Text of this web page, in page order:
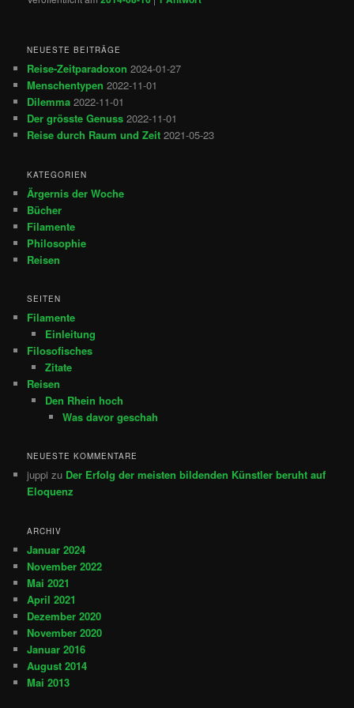
NEUESTE BEITRÄGE
Reise-Zeitparadoxon 2024-01-27
Menschentypen 2022-11-01
Dilemma 2022-11-01
Der grösste Genuss 2022-11-01
Reise durch Raum und Zeit 2021-05-23
KATEGORIEN
Ärgernis der Woche
Bücher
Filamente
Philosophie
Reisen
SEITEN
Filamente
Einleitung
Filosofisches
Zitate
Reisen
Den Rhein hoch
Was davor geschah
NEUESTE KOMMENTARE
juppi zu Der Erfolg der meisten bildenden Künstler beruht auf
Eloquenz
ARCHIV
Januar 2024
November 2022
Mai 2021
April 2021
Dezember 2020
November 2020
Januar 2016
August 2014
Mai 2013